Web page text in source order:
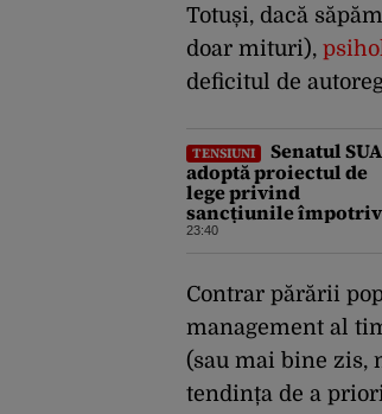
Totuși, dacă
doar mituri),
deficitul de
TENSIUNI
Senatul SUA
adoptă proiectul de
lege privind
sancțiunile
Rusiei, promovat de
23:40
Contrar părării
management al
(sau mai bine zis,
tendința de a